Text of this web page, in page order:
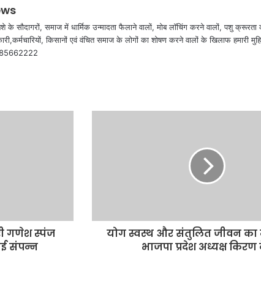
के सौदागरों, समाज में धार्मिक उन्मादता फैलाने वालों, मोब लॉचिंग करने वालों, पशु क्रूरता
किसानों एवं वंचित समाज के लोगों का शोषण करने वालों के खिलाफ हमारी
गणेश स्पंज
संपन्न
योग स्वस्थ और संतुलित जीवन का
भाजपा प्रदेश अध्यक्ष किरण